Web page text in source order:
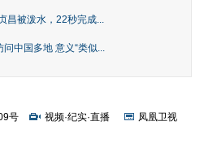
昌被泼水，22秒完成...
中国多地 意义“类似...
号 视频·纪实·直播
凤凰卫视